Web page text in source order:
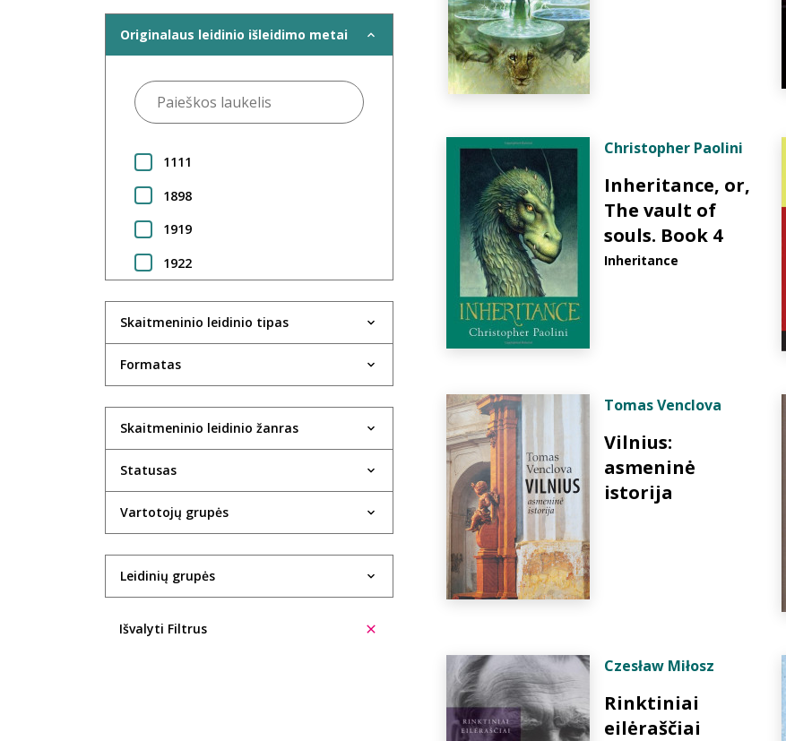
Originalaus leidinio išleidimo metai
1111
1898
1919
1922
1924
1925
1931
1933
1934
1935
1937
1938
Skaitmeninio leidinio tipas
Formatas
Skaitmeninio leidinio žanras
Statusas
Vartotojų grupės
Leidinių grupės
Išvalyti Filtrus
Christopher Paolini
Inheritance, or,
The vault of
souls. Book 4
Inheritance
Tomas Venclova
Vilnius:
asmeninė
istorija
Czesław Miłosz
Rinktiniai
eilėraščiai